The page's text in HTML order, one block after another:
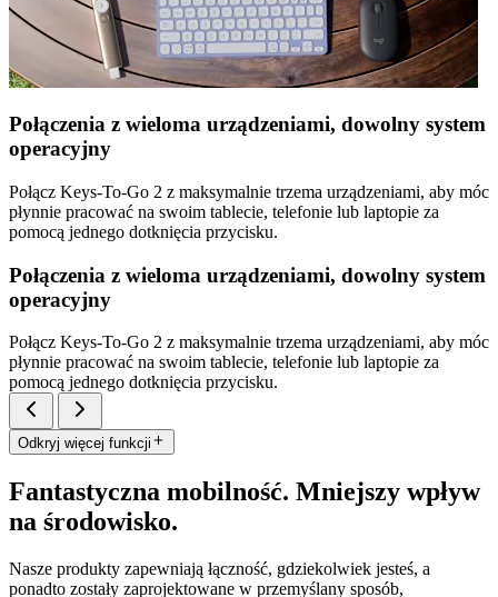
Połączenia z wieloma urządzeniami, dowolny system
operacyjny
Połącz Keys-To-Go 2 z maksymalnie trzema urządzeniami, aby móc
płynnie pracować na swoim tablecie, telefonie lub laptopie za
pomocą jednego dotknięcia przycisku.
Połączenia z wieloma urządzeniami, dowolny system
operacyjny
Połącz Keys-To-Go 2 z maksymalnie trzema urządzeniami, aby móc
płynnie pracować na swoim tablecie, telefonie lub laptopie za
pomocą jednego dotknięcia przycisku.
Odkryj więcej funkcji
Fantastyczna mobilność. Mniejszy wpływ
na środowisko.
Nasze produkty zapewniają łączność, gdziekolwiek jesteś, a
ponadto zostały zaprojektowane w przemyślany sposób,